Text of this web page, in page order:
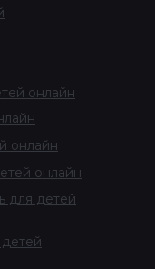
онлайн
онлайн
для детей
онлайн